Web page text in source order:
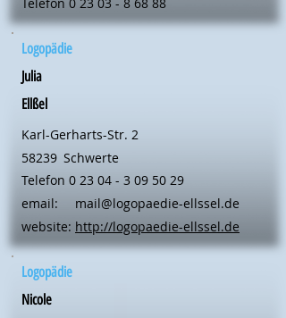
Logopädie
Julia
Ellßel
Karl-Gerharts-Str. 2
58239 Schwerte
Telefon 0 23 04 - 3 09 50 29
email:
website:
mail@logopaedie-ellssel.de
http://logopaedie-ellssel.de
Logopädie
Nicole